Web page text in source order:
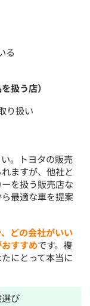
る
扱う店）
り扱い
。トヨタの販売
ますが、他社と
を扱う販売店な
最適な車を提案
どの会社がいい
すすめです。複
にとって本当に
び